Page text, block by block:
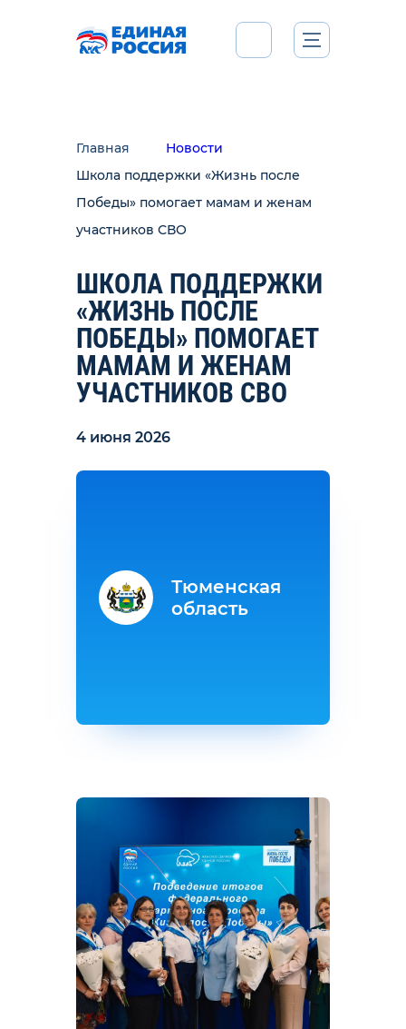
Главная
Новости
Школа поддержки «Жизнь после
Победы» помогает мамам и женам
участников СВО
ШКОЛА ПОДДЕРЖКИ
«ЖИЗНЬ ПОСЛЕ
ПОБЕДЫ» ПОМОГАЕТ
МАМАМ И ЖЕНАМ
УЧАСТНИКОВ СВО
4 июня 2026
Тюменская
область